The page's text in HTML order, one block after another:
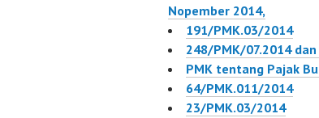
16 Desember 2015,…
Nopember 2014,
191/PMK.03/2014
248/PMK/07.2014
PMK tentang Pajak
64/PMK.011/2014
23/PMK.03/2014